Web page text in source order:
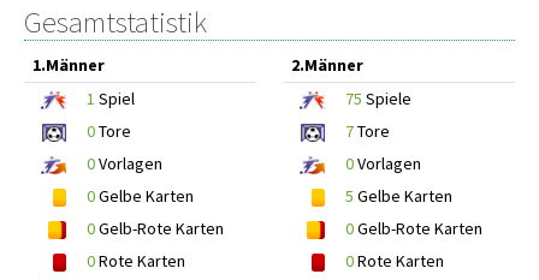
Gesamtstatistik
1.Männer
1 Spiel
0Tore
0Vorlagen
0Gelbe Karten
0Gelb-Rote Karten
0Rote Karten
2.Männer
75 Spiele
7Tore
0Vorlagen
5 Gelbe Karten
0Gelb-Rote Karten
0Rote Karten